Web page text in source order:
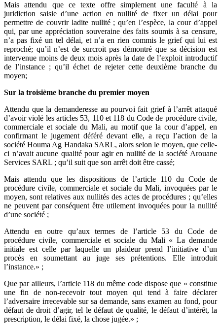
Mais attendu que ce texte offre simplement une faculté à la
juridiction saisie d’une action en nullité de fixer un délai pour
permettre de couvrir ladite nullité ; qu’en l’espèce, la cour d’appel
qui, par une appréciation souveraine des faits soumis à sa censure,
n’a pas fixé un tel délai, et n’a en rien commis le grief qui lui est
reproché; qu’il n’est de surcroit pas démontré que sa décision est
intervenue moins de deux mois après la date de l’exploit introductif
de l’instance ; qu’il échet de rejeter cette deuxième branche du
moyen;
Sur la troisième branche du premier moyen
Attendu que la demanderesse au pourvoi fait grief à l’arrêt attaqué
d’avoir violé les articles 53, 110 et 118 du Code de procédure civile,
commerciale et sociale du Mali, au motif que la cour d’appel, en
confirmant le jugement déféré devant elle, a reçu l’action de la
société Houma Ag Handaka SARL, alors selon le moyen, que celle-
ci n’avait aucune qualité pour agir en nullité de la société Arouane
Services SARL ; qu’il suit que son arrêt doit être cassé;
Mais attendu que les dispositions de l’article 110 du Code de
procédure civile, commerciale et sociale du Mali, invoquées par le
moyen, sont relatives aux nullités des actes de procédures ; qu’elles
ne peuvent par conséquent être utilement invoquées pour la nullité
d’une société ;
Attendu en outre qu’aux termes de l’article 53 du Code de
procédure civile, commerciale et sociale du Mali « La demande
initiale est celle par laquelle un plaideur prend l’initiative d’un
procès en soumettant au juge ses prétentions. Elle introduit
l’instance.» ;
Que par ailleurs, l’article 118 du même code dispose que « constitue
une fin de non-recevoir tout moyen qui tend à faire déclarer
l’adversaire irrecevable sur sa demande, sans examen au fond, pour
défaut de droit d’agir, tel le défaut de qualité, le défaut d’intérêt, la
prescription, le délai fixé, la chose jugée.» ;